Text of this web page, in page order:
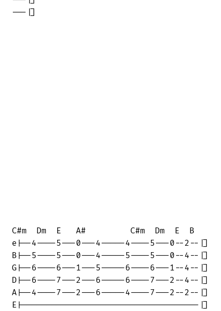
---|]
C#m  Dm  E   A#   	C#m  Dm  E  B
e|--4----5---0---4-----4----5---0--2--|]
B|--5----5---0---4-----5----5---0--4--|]
G|--6----6---1---5-----6----6---1--4--|]
D|--6----7---2---6-----6----7---2--4--|]
A|--4----7---2---6-----4----7---2--2--|]
E|------------------------------------|]